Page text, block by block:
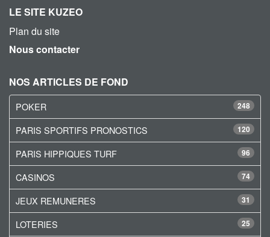
LE SITE KUZEO
Plan du site
Nous contacter
NOS ARTICLES DE FOND
248
POKER
120
PARIS SPORTIFS PRONOSTICS
96
PARIS HIPPIQUES TURF
74
CASINOS
31
JEUX REMUNERES
25
LOTERIES